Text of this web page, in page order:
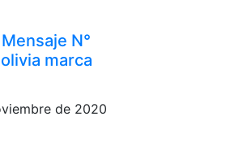
N°
marca
de 2020